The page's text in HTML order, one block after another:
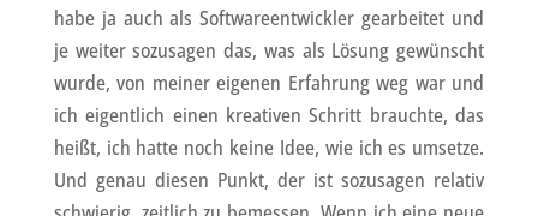
habe ja auch als Softwareentwickler gearbeitet und
je weiter sozusagen das, was als Lösung gewünscht
wurde, von meiner eigenen Erfahrung weg war und
ich eigentlich einen kreativen Schritt brauchte, das
heißt, ich hatte noch keine Idee, wie ich es umsetze.
Und genau diesen Punkt, der ist sozusagen relativ